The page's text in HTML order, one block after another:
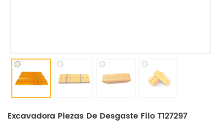
Excavadora Piezas De Desgaste Filo T127297